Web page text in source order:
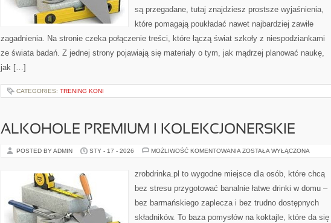
są przegadane, tutaj znajdziesz prostsze wyjaśnienia,
które pomagają poukładać nawet najbardziej zawiłe
zagadnienia. Na stronie czeka połączenie treści, które łączą świat szkoły z niespodziankami
ze świata badań. Z jednej strony pojawiają się materiały o tym, jak mądrzej planować naukę,
jak […]
CATEGORIES: TRENING KONI
ALKOHOLE PREMIUM I KOLEKCJONERSKIE
POSTED BY ADMIN STY - 17 - 2026 MOŻLIWOŚĆ KOMENTOWANIA ALKOHOLE
KOLEKCJONERSKIE
ZOSTAŁA WYŁĄCZONA
zrobdrinka.pl to wygodne miejsce dla osób, które chcą
bez stresu przygotować banalnie łatwe drinki w domu –
bez barmańskiego zaplecza i bez trudno dostępnych
składników. To baza pomysłów na koktajle, które da się